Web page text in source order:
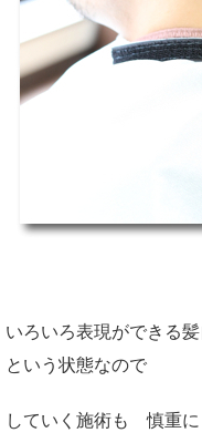
いろいろ表現ができる
という状態なので
していく施術も 慎重に